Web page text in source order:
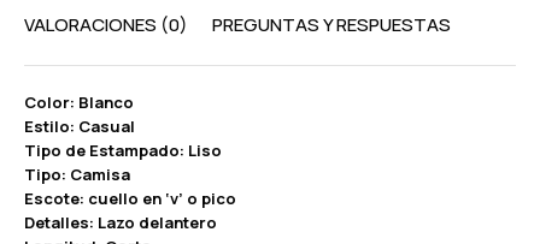
VALORACIONES (0) PREGUNTAS Y RESPUESTAS
Color: Blanco
Estilo: Casual
Tipo de Estampado: Liso
Tipo: Camisa
Escote: cuello en ‘v’ o pico
Detalles: Lazo delantero